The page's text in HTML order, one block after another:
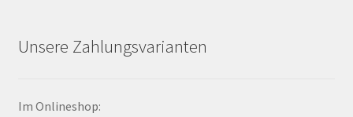
Unsere Zahlungsvarianten
Im Onlineshop: